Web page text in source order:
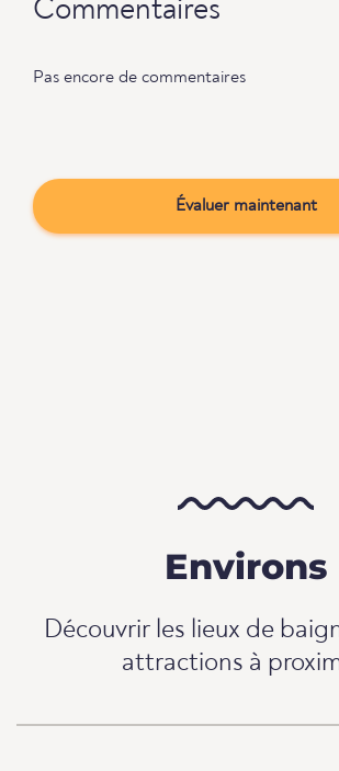
Commentaires
Pas encore de commentaires
Évaluer maintenant
Environs
Découvrir les lieux de
attractions à